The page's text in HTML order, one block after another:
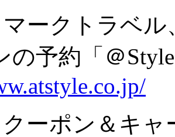
ークトラベ
の予約「＠
ーポン＆キャ